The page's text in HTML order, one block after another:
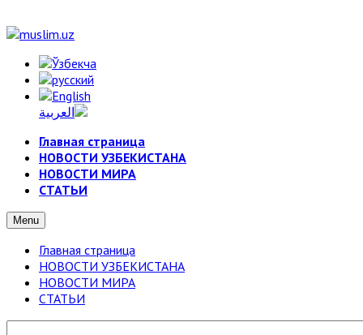
Главная страница
НОВОСТИ УЗБЕКИСТАНА
НОВОСТИ МИРА
СТАТЬИ
Menu
Главная страница
НОВОСТИ УЗБЕКИСТАНА
НОВОСТИ МИРА
СТАТЬИ